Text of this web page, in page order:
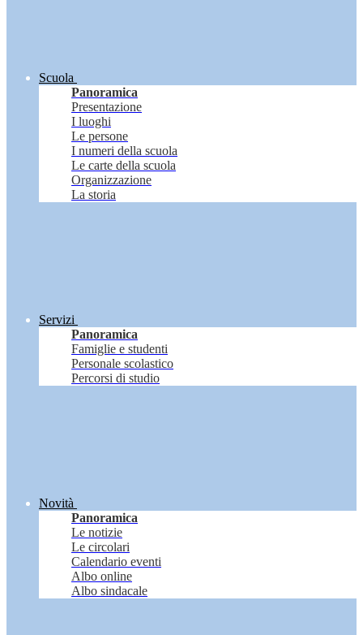
Scuola
Panoramica
Presentazione
I luoghi
Le persone
I numeri della scuola
Le carte della scuola
Organizzazione
La storia
Servizi
Panoramica
Famiglie e studenti
Personale scolastico
Percorsi di studio
Novità
Panoramica
Le notizie
Le circolari
Calendario eventi
Albo online
Albo sindacale